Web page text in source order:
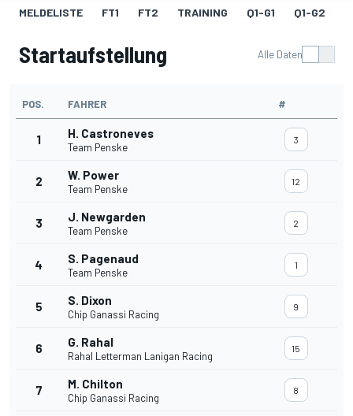
MELDELISTE FT1 FT2 TRAINING Q1-G1 Q1-G2
Startaufstellung Alle Daten
POS. FAHRER #
1 H. Castroneves
Team Penske
3
2 W. Power
Team Penske
12
3 J. Newgarden
Team Penske
2
4 S. Pagenaud
Team Penske
1
5 S. Dixon
Chip Ganassi Racing
9
6 G. Rahal
Rahal Letterman Lanigan Racing
15
7 M. Chilton
Chip Ganassi Racing
8